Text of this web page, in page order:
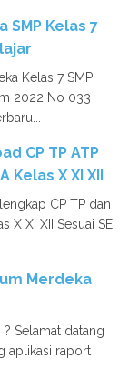
SMP Kelas 7
Kelas 7 SMP
2022 No 033
CP TP ATP
X XI XII
CP TP dan
X XI XII Sesuai SE
Merdeka
? Selamat datang
aplikasi raport